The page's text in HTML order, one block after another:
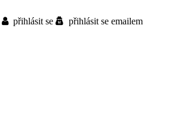
přihlásit se
přihlásit se emailem